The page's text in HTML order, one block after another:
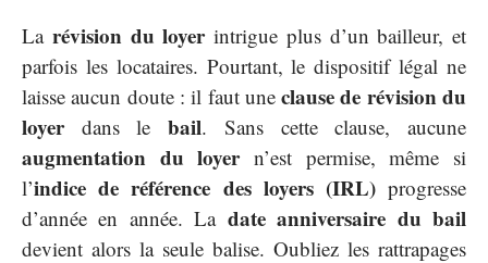
La révision du loyerintrigue plus d’un bailleur, et
parfois les locataires. Pourtant, le dispositif légal ne
laisse aucun doute : il faut uneclause de révision du
loyerdans lebail. Sans cette clause, aucune
augmentation du loyern’est permise, même si
l’indice de référence des loyers (IRL)progresse
d’année en année. La date anniversaire du bail
devient alors la seule balise. Oubliez les rattrapages